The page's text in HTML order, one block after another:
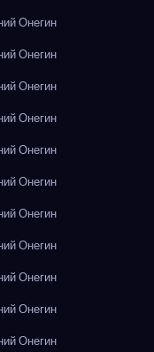
Онегин
Онегин
Онегин
Онегин
Онегин
Онегин
Онегин
Онегин
Онегин
Онегин
Онегин